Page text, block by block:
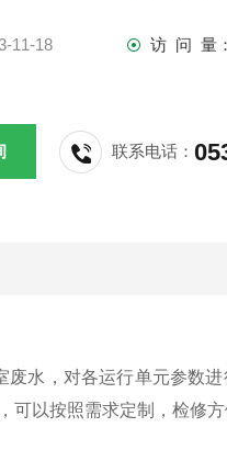
11-18 访 问 量：
联系电话：
水，对各运行单元参数
可以按照需求定制，检修